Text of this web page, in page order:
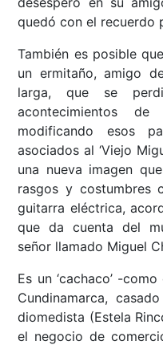
quedó con el recuerdo
También es posible
un ermitaño, amigo
larga, que se
acontecimientos
modificando esos
asociados al ‘Viejo
una nueva imagen
rasgos y costumbres
guitarra eléctrica,
que da cuenta del
señor llamado Miguel
Es un ‘cachaco’ -
Cundinamarca,
diomedista (Estela
el negocio de